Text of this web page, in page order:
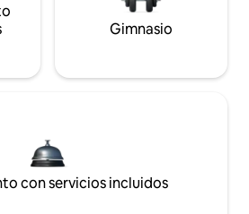
Gimnasio
con servicios incluidos